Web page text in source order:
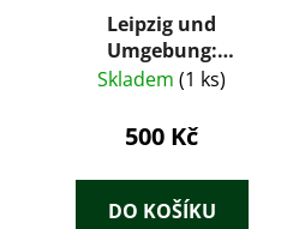
Leipzig und
Umgebung:
praktischer Führer
Skladem (1 ks)
500 Kč
DO KOŠÍKU